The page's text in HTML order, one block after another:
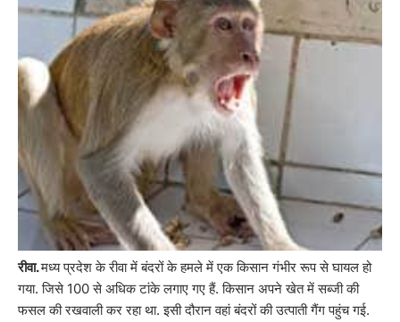
रीवा.मध्य प्रदेश के रीवा में बंदरों के हमले में एक किसान गंभीर रूप से घायल हो
गया. जिसे 100 से अधिक टांके लगाए गए हैं. किसान अपने खेत में सब्जी की
फसल की रखवाली कर रहा था. इसी दौरान वहां बंदरों की उत्पाती गैंग पहुंच गई.